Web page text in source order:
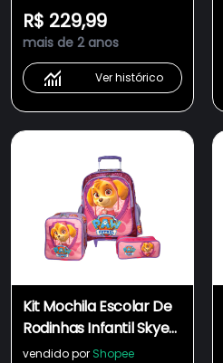
R$ 229,99
mais de 2 anos
Ver histórico
Kit Mochila Escolar De
Rodinhas Infantil Skye
Brilhos Tam G Patrulha
vendido por Shopee